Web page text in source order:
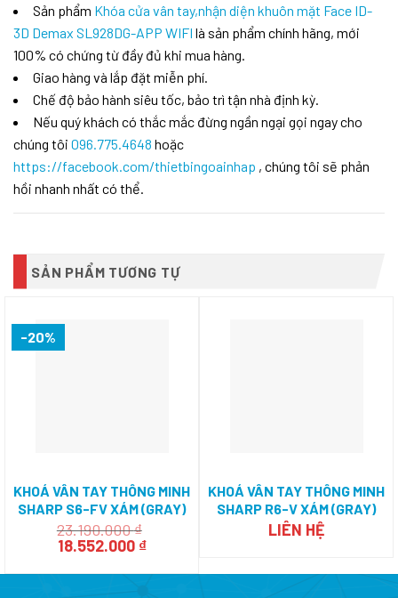
Sản phẩm Khóa cửa vân tay,nhận diện khuôn mặt Face ID-
3D Demax SL928DG-APP WIFI là sản phẩm chính hãng, mới
100% có chứng từ đầy đủ khi mua hàng.
Giao hàng và lắp đặt miễn phí.
Chế độ bảo hành siêu tốc, bảo trì tận nhà định kỳ.
Nếu quý khách có thắc mắc đừng ngần ngại gọi ngay cho
chúng tôi 096.775.4648 hoặc
https://facebook.com/thietbingoainhap , chúng tôi sẽ phản
hồi nhanh nhất có thể.
SẢN PHẨM TƯƠNG TỰ
-20%
KHOÁ VÂN TAY THÔNG MINH
SHARP S6-FV XÁM (GRAY)
23.190.000₫
Giá
là:
18.552.000 ₫Giá
tại
KHOÁ VÂN TAY THÔNG MINH
SHARP R6-V XÁM (GRAY)
LIÊN HỆ